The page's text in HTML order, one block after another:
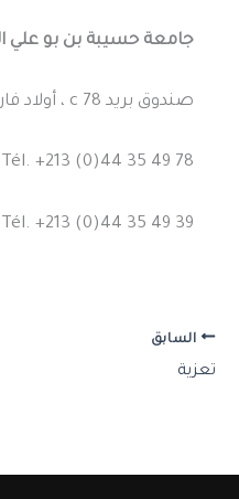
جامعة حسيبة بن بو علي
صندوق بريد c 78 ، أولاد فارس الشلف 02180 – الجزائر
Tél. +213 (0)44 35 49 78
Tél. +213 (0)44 35 49 39
السابق
تعزية